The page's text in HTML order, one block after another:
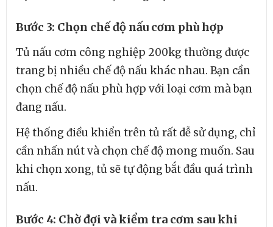
Bước 3: Chọn chế độ nấu cơm phù hợp
Tủ nấu cơm công nghiệp 200kg thường được
trang bị nhiều chế độ nấu khác nhau. Bạn cần
chọn chế độ nấu phù hợp với loại cơm mà bạn
đang nấu.
Hệ thống điều khiển trên tủ rất dễ sử dụng, chỉ
cần nhấn nút và chọn chế độ mong muốn. Sau
khi chọn xong, tủ sẽ tự động bắt đầu quá trình
nấu.
Bước 4: Chờ đợi và kiểm tra cơm sau khi